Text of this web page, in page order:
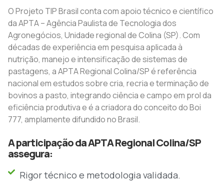
O Projeto TIP Brasil conta com apoio técnico e científico
da APTA – Agência Paulista de Tecnologia dos
Agronegócios, Unidade regional de Colina (SP). Com
décadas de experiência em pesquisa aplicada à
nutrição, manejo e intensificação de sistemas de
pastagens, a APTA Regional Colina/SP é referência
nacional em estudos sobre cria, recria e terminação de
bovinos a pasto, integrando ciência e campo em prol da
eficiência produtiva e é a criadora do conceito do Boi
777, amplamente difundido no Brasil.
A participação da APTA Regional Colina/SP
assegura:
Rigor técnico e metodologia validada.